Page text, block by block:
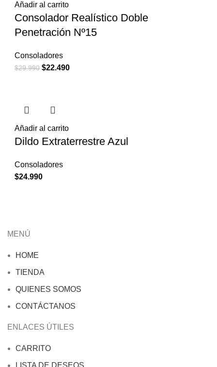
Añadir al carrito
Consolador Realístico Doble
Penetración Nº15
Consoladores
$29.990 El
$29.990.
$22.490El
Añadir al carrito
Dildo Extraterrestre Azul
Consoladores
$24.990
MENÚ
HOME
TIENDA
QUIENES SOMOS
CONTÁCTANOS
ENLACES ÚTILES
CARRITO